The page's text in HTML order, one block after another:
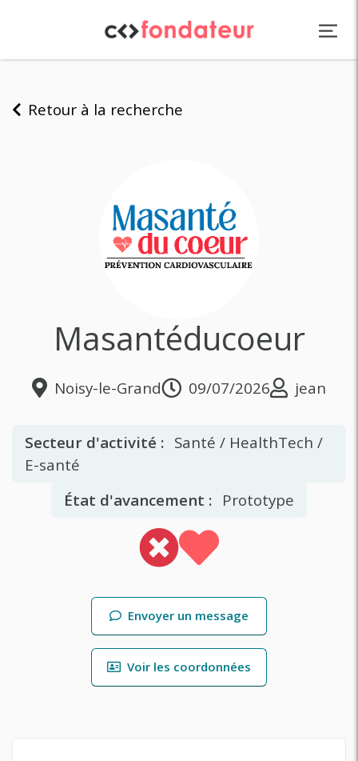
Retour à la recherche
Masantéducoeur
Noisy-le-Grand 09/07/2026 jean
Secteur d'activité : Santé / HealthTech /
E-santé
État d'avancement : Prototype
Envoyer un message
Voir les coordonnées